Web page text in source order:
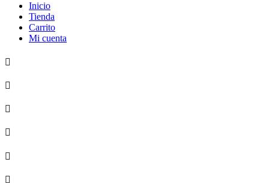
Inicio
Tienda
Carrito
Mi cuenta